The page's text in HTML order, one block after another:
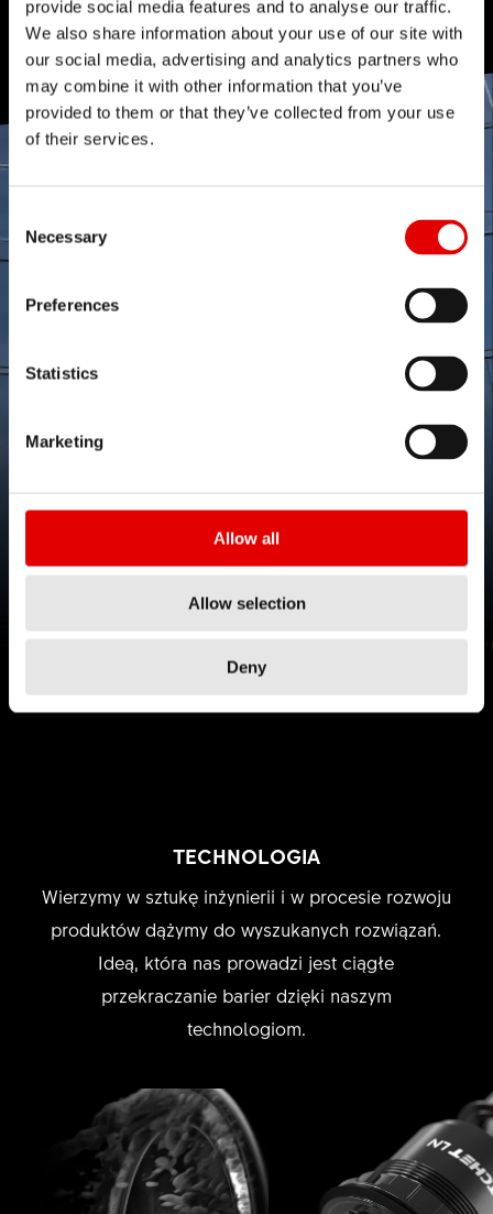
provide social media features and to analyse our traffic.
We also share information about your use of our site with
our social media, advertising and analytics partners who
may combine it with other information that you’ve
provided to them or that they’ve collected from your use
of their services.
Necessary
Preferences
Statistics
Marketing
Allow all
Allow selection
Deny
NEW HORIZONS
Wyrusz w nieznane z nową linią 1800.
Dowiedz się więcej
TECHNOLOGIA
Wierzymy w sztukę inżynierii i w procesie rozwoju
produktów dążymy do wyszukanych rozwiązań.
Ideą, która nas prowadzi jest ciągłe
przekraczanie barier dzięki naszym
technologiom.